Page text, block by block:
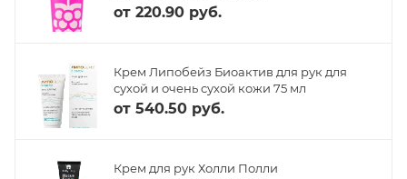
от 220.90 руб.
Крем Липобейз Биоактив для рук для
сухой и очень сухой кожи 75 мл
от 540.50 руб.
Крем для рук Холли Полли